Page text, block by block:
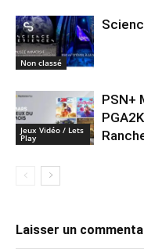
Non classé
Jeux Vidéo / Lets
Play
PSN+
Laisser un